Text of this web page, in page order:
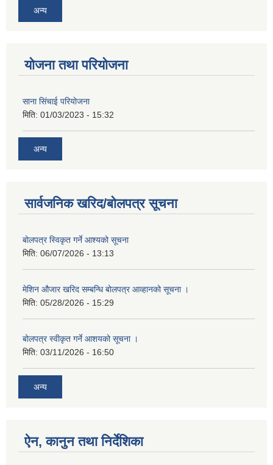
अन्य
योजना तथा परियोजना
साना सिंचाई परियोजना
मिति: 01/03/2023 - 15:32
अन्य
सार्वजनिक खरिद/बोलपत्र सूचना
बोलपत्र स्विकृत गर्ने आश्यको सूचना
मिति: 06/07/2026 - 13:13
मेशिन औजार खरिद सम्बन्धि बोलपत्र आव्हानको सूचना ।
मिति: 05/28/2026 - 15:29
बोलपत्र स्वीकृत गर्ने आशयको सूचना ।
मिति: 03/11/2026 - 16:50
अन्य
ऐन, कानुन तथा निर्देशिका